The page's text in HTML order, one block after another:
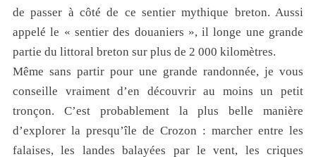
de passer à côté de ce sentier mythique breton. Aussi
appelé le « sentier des douaniers », il longe une grande
partie du littoral breton sur plus de 2 000 kilomètres.
Même sans partir pour une grande randonnée, je vous
conseille vraiment d’en découvrir au moins un petit
tronçon. C’est probablement la plus belle manière
d’explorer la presqu’île de Crozon : marcher entre les
falaises, les landes balayées par le vent, les criques